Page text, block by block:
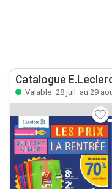
Catalogue
Valable: 28 juil. au 29